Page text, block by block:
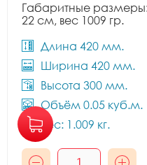
Габаритные размеры:
22 см, вес 1009 гр.
Длина 420 мм.
Ширина 420 мм.
Высота 300 мм.
Объём 0.05 куб.м.
Вес: 1.009 кг.